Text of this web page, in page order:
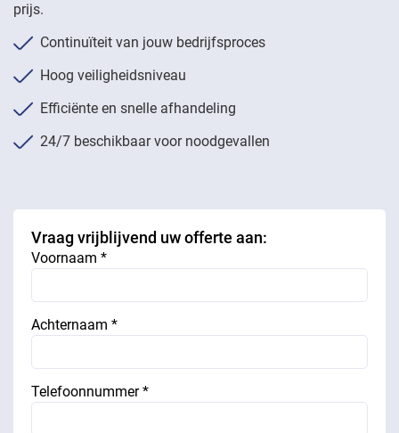
prijs.
Continuïteit van jouw bedrijfsproces
Hoog veiligheidsniveau
Efficiënte en snelle afhandeling
24/7 beschikbaar voor noodgevallen
Vraag vrijblijvend uw offerte aan:
Voornaam *
Achternaam *
Telefoonnummer *